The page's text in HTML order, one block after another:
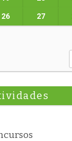
26 27